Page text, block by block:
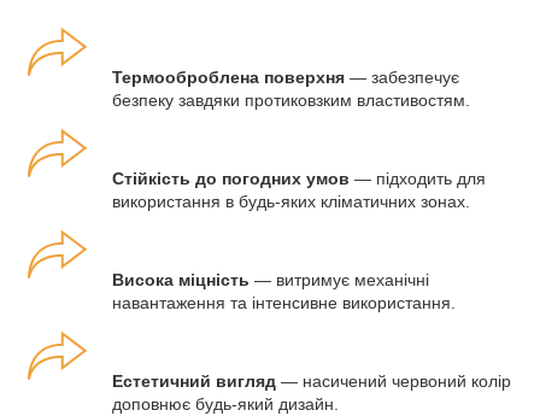
Термооброблена поверхня — забезпечує
безпеку завдяки протиковзким властивостям.
Стійкість до погодних умов — підходить для
використання в будь-яких кліматичних зонах.
Висока міцність — витримує механічні
навантаження та інтенсивне використання.
Естетичний вигляд — насичений червоний колір
доповнює будь-який дизайн.